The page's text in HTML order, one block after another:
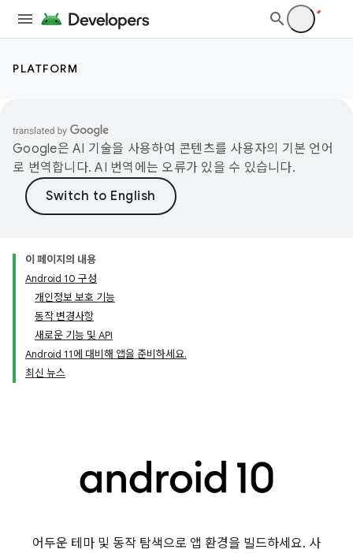
PLATFORM
Google은 AI 기술을 사용하여 콘텐츠를 사용자의 기본 언어
로 번역합니다. AI 번역에는 오류가 있을 수 있습니다.
이 페이지의 내용
Android 10 구성
개인정보 보호 기능
동작 변경사항
새로운 기능 및 API
Android 11에 대비해 앱을 준비하세요.
최신 뉴스
어두운 테마 및 동작 탐색으로 앱 환경을 빌드하세요. 사